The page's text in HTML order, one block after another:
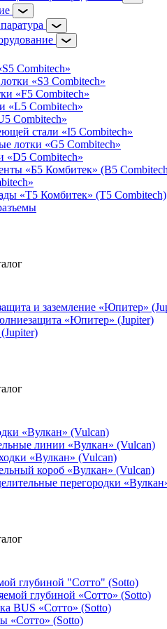
Combitech»
«S3 Combitech»
«F5 Combitech»
«L5 Combitech»
Combitech»
стали «I5 Combitech»
лотки «G5 Combitech»
«D5 Combitech»
«Б5 Комбитек» (B5
«Т5 Комбитек» (T5 Combitech)
и заземление «Юпитер»
«Юпитер» (Jupiter)
«Вулкан» (Vulcan)
линии «Вулкан» (Vulcan)
«Вулкан» (Vulcan)
короб «Вулкан» (Vulcan)
перегородки
глубиной "Сотто" (Sotto)
глубиной «Сотто» (Sotto)
BUS «Сотто» (Sotto)
«Сотто» (Sotto)